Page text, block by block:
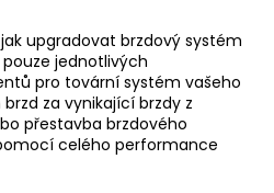
upgradovat brzdový systém
jednotlivých
pro tovární systém vašeho
za vynikající brzdy z
přestavba brzdového
celého performance